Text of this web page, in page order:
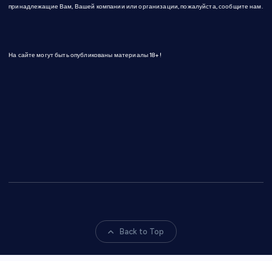
принадлежащие Вам, Вашей компании или организации, пожалуйста, сообщите нам.
На сайте могут быть опубликованы материалы 18+!
Back to Top